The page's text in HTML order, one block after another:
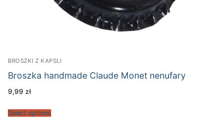
BROSZKI Z KAPSLI
Broszka handmade Claude Monet nenufary
9,99 zł
Select options